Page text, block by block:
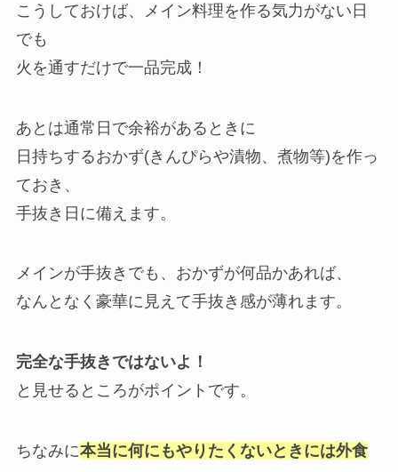
こうしておけば、メイン料理を作る気力がない日
でも
火を通すだけで一品完成！
あとは通常日で余裕があるときに
日持ちするおかず(きんぴらや漬物、煮物等)を作っ
ておき、
手抜き日に備えます。
メインが手抜きでも、おかずが何品かあれば、
なんとなく豪華に見えて手抜き感が薄れます。
完全な手抜きではないよ！
と見せるところがポイントです。
ちなみに本当に何にもやりたくないときには外食